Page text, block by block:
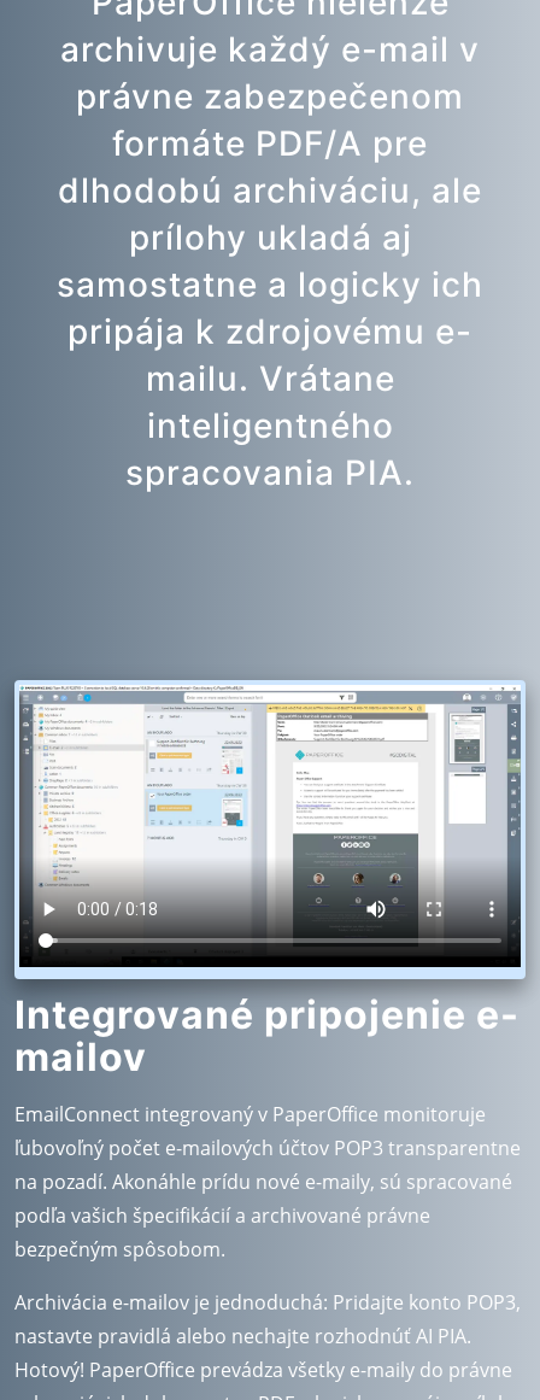
archivuje každý e-mail v
právne zabezpečenom
formáte PDF/A pre
dlhodobú archiváciu, ale
prílohy ukladá aj
samostatne a logicky ich
pripája k zdrojovému e-
mailu. Vrátane
inteligentného
spracovania PIA.
Integrované pripojenie e-
mailov
EmailConnect integrovaný v PaperOffice monitoruje
ľubovoľný počet e-mailových účtov POP3 transparentne
na pozadí. Akonáhle prídu nové e-maily, sú spracované
podľa vašich špecifikácií a archivované právne
bezpečným spôsobom.
Archivácia e-mailov je jednoduchá: Pridajte konto POP3,
nastavte pravidlá alebo nechajte rozhodnúť AI PIA.
Hotový! PaperOffice prevádza všetky e-maily do právne